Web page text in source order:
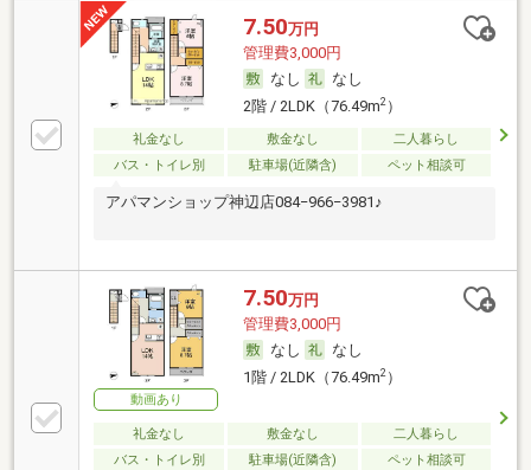
7.50万円
管理費3,000円
なし
なし
2階 / 2LDK（76.49m2）
礼金なし 敷金なし
二人暮らし
バス・トイレ別
駐車場(近隣含) ペット相談可
アパマンショップ神辺店084−966−3981♪
動画あり
7.50万円
管理費3,000円
なし
なし
1階 / 2LDK（76.49m2）
礼金なし 敷金なし
二人暮らし
バス・トイレ別
駐車場(近隣含) ペット相談可